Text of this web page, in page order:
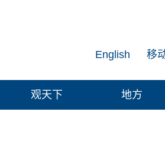
移
English
观天下 地方